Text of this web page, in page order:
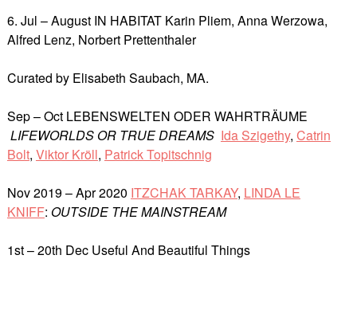
6. Jul – August IN HABITAT Karin Pliem, Anna Werzowa,
Alfred Lenz, Norbert Prettenthaler
Curated by Elisabeth Saubach, MA.
Sep – Oct LEBENSWELTEN ODER WAHRTRÄUME
LIFEWORLDSOR TRUE DREAMS Ida Szigethy, Catrin
Bolt, Viktor Kröll, Patrick Topitschnig
Nov 2019 – Apr 2020 ITZCHAK TARKAY, LINDA LE
KNIFF: OUTSIDE THE MAINSTREAM
1st – 20th Dec Useful And Beautiful Things